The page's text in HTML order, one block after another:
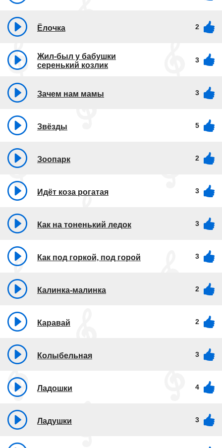
Ёлочка 2
Жил-был у бабушки
серенький козлик
3
Зачем нам мамы 3
Звёзды 5
Зоопарк 2
Идёт коза рогатая 3
Как на тоненький ледок 3
Как под горкой, под горой 3
Калинка-малинка 2
Каравай 2
Колыбельная 3
Ладошки 4
Ладушки 3